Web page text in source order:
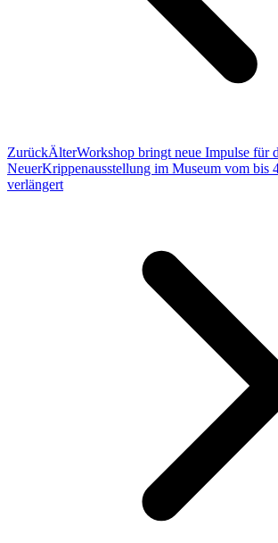
ZurückÄlterWorkshop bringt neue Impulse für
NeuerKrippenausstellung im Museum vom bis
verlängert